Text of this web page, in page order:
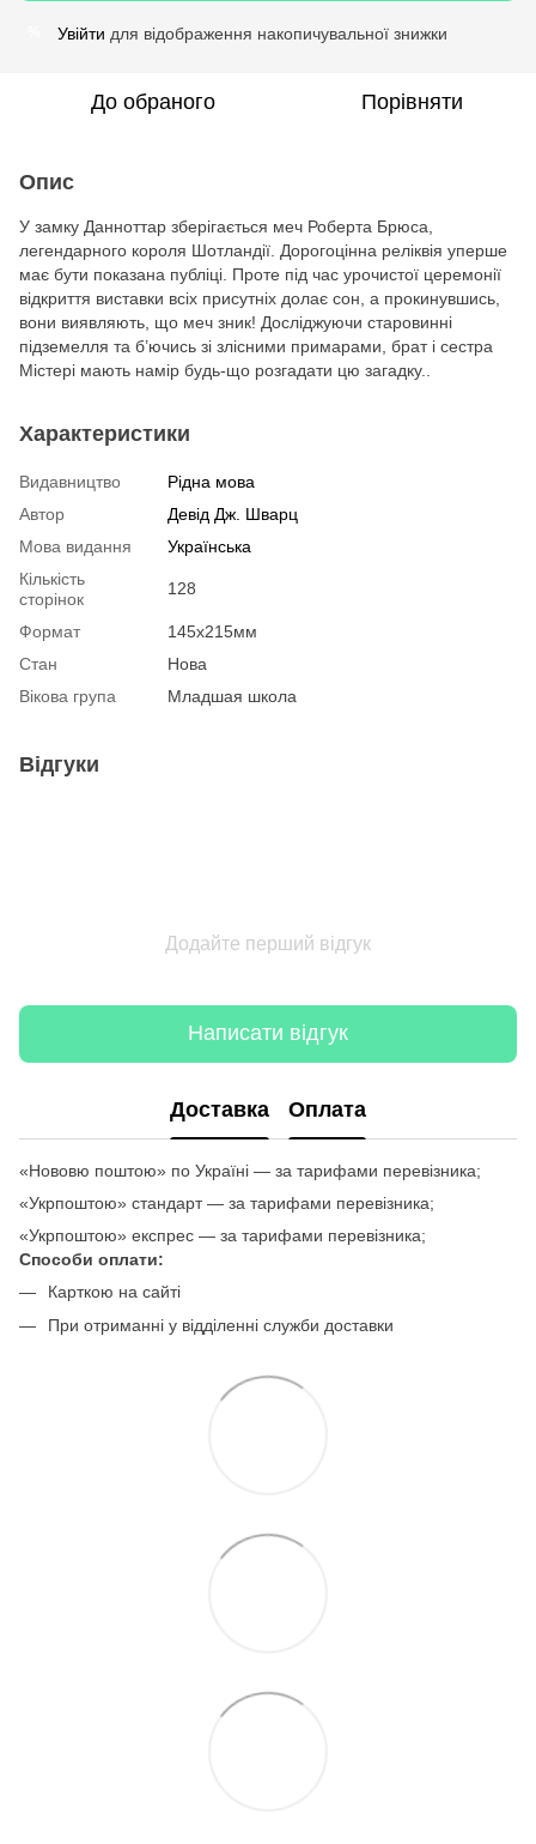
Увійти для відображення накопичувальної знижки
До обраного Порівняти
Опис
У замку Данноттар зберігається меч Роберта Брюса,
легендарного короля Шотландії. Дорогоцінна реліквія уперше
має бути показана публіці. Проте під час урочистої церемонії
відкриття виставки всіх присутніх долає сон, а прокинувшись,
вони виявляють, що меч зник! Досліджуючи старовинні
підземелля та б’ючись зі злісними примарами, брат і сестра
Містері мають намір будь-що розгадати цю загадку..
Характеристики
Видавництво
Рідна мова
Автор
Девід Дж. Шварц
Мова видання
Українська
Кількість
сторінок
128
Формат
145x215мм
Стан
Нова
Вікова група
Младшая школа
Відгуки
Додайте перший відгук
Написати відгук
Доставка Оплата
«Нововю поштою» по Україні — за тарифами перевізника;
«Укрпоштою» стандарт — за тарифами перевізника;
«Укрпоштою» експрес — за тарифами перевізника;
Способи оплати:
Карткою на сайті
При отриманні у відділенні служби доставки